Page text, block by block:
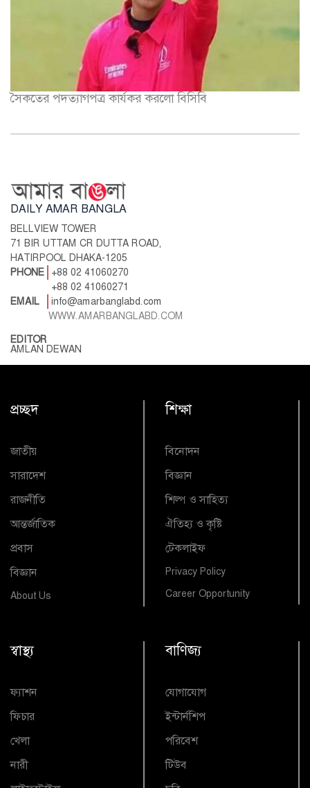
সৈকতের পদত্যাগপত্র কার্যকর করলো বিসিবি
DAILY AMAR BANGLA
BELLVIEW TOWER
71 BIR UTTAM CR DUTTA ROAD,
HATIRPOOL DHAKA-1205
PHONE
+88 02 41060270
+88 02 41060271
EMAIL
info@amarbanglabd.com
WWW.AMARBANGLABD.COM
EDITOR
AMLAN DEWAN
প্রচ্ছদ
জাতীয়
সারাদেশ
রাজনীতি
আন্তর্জাতিক
প্রবাস
বিজ্ঞান
About Us
শিক্ষা
বিনোদন
বিজ্ঞান
শিল্প ও সাহিত্য
ঐতিহ্য ও কৃষ্টি
টেকলাইফ
Privacy Policy
Career Opportunity
স্বাস্থ্য
ফ্যাশন
ফিচার
খেলা
নারী
বাণিজ্য
যোগাযোগ
ইন্টার্নশিপ
পরিবেশ
টিউব